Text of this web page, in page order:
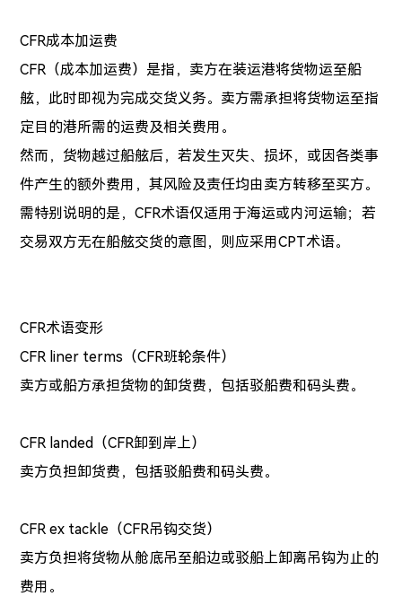
CFR成本加运费
CFR（成本加运费）是指，卖方在装运港将货物运至船
舷，此时即视为完成交货义务。卖方需承担将货物运至指
定目的港所需的运费及相关费用。
然而，货物越过船舷后，若发生灭失、损坏，或因各类事
件产生的额外费用，其风险及责任均由卖方转移至买方。
需特别说明的是，CFR术语仅适用于海运或内河运输；若
交易双方无在船舷交货的意图，则应采用CPT术语。
CFR术语变形
CFR liner terms（CFR班轮条件）
卖方或船方承担货物的卸货费，包括驳船费和码头费。
CFR landed（CFR卸到岸上）
卖方负担卸货费，包括驳船费和码头费。
CFR ex tackle（CFR吊钩交货）
卖方负担将货物从舱底吊至船边或驳船上卸离吊钩为止的
费用。